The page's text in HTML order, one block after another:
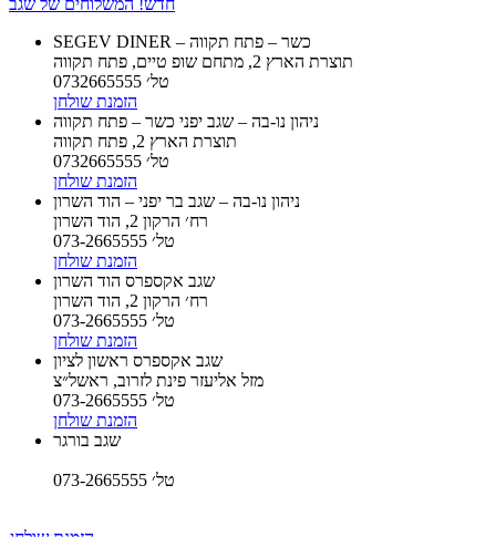
חדש! המשלוחים של שגב
SEGEV DINER – כשר – פתח תקווה
תוצרת הארץ 2, מתחם שופ טיים, פתח תקווה
טל׳ 0732665555
הזמנת שולחן
ניהון נו-בה – שגב יפני כשר – פתח תקווה
תוצרת הארץ 2, פתח תקווה
טל׳ 0732665555
הזמנת שולחן
ניהון נו-בה – שגב בר יפני – הוד השרון
רח׳ הרקון 2, הוד השרון
טל׳ 073-2665555
הזמנת שולחן
שגב אקספרס הוד השרון
רח׳ הרקון 2, הוד השרון
טל׳ 073-2665555
הזמנת שולחן
שגב אקספרס ראשון לציון
מזל אליעזר פינת לזרוב, ראשל״צ
טל׳ 073-2665555
הזמנת שולחן
שגב בורגר
טל׳ 073-2665555